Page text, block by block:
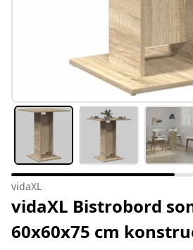
vidaXL
vidaXL Bistrobord
60x60x75 cm